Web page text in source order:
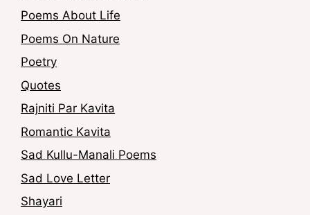
Poems About Life
Poems On Nature
Poetry
Quotes
Rajniti Par Kavita
Romantic Kavita
Sad Kullu-Manali Poems
Sad Love Letter
Shayari